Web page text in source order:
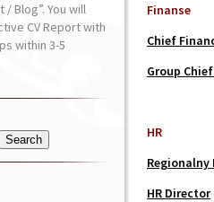
Finanse
Chief
Group
HR
Regionalny
HR Director
/ Blog”. You will
CV Report with
within 3-5